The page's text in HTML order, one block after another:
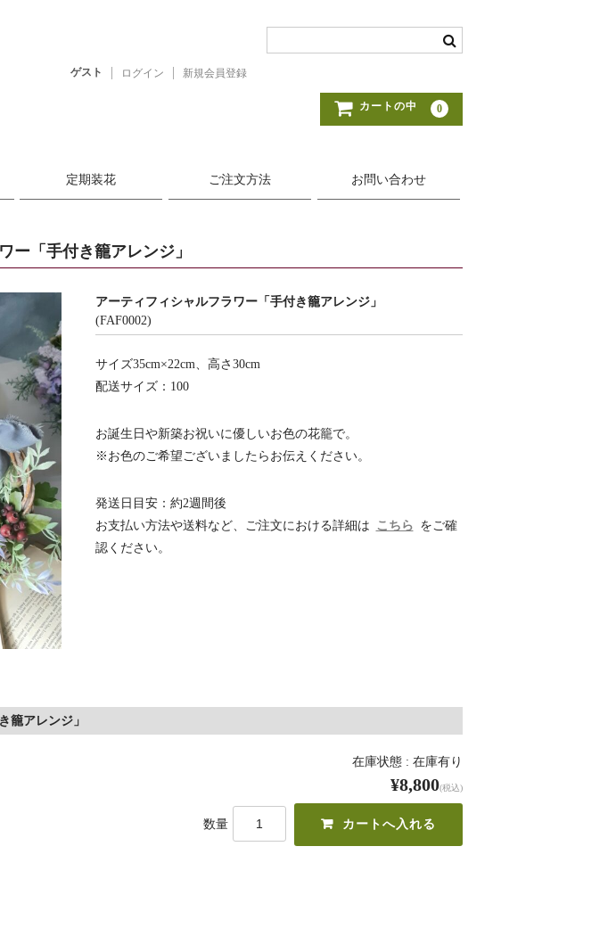
ゲスト ログイン 新規会員登録
カートの中 0
定期装花 ご注文方法 お問い合わせ
ー「手付き籠アレンジ」
アーティフィシャルフラワー「手付き籠アレンジ」
(FAF0002)
サイズ35cm×22cm、高さ30cm
配送サイズ：100
お誕生日や新築お祝いに優しいお色の花籠で。
※お色のご希望ございましたらお伝えください。
発送日目安：約2週間後
お支払い方法や送料など、ご注文における詳細は こちら をご確
認ください。
籠アレンジ」
在庫状態 : 在庫有り
¥8,800(税込)
数量